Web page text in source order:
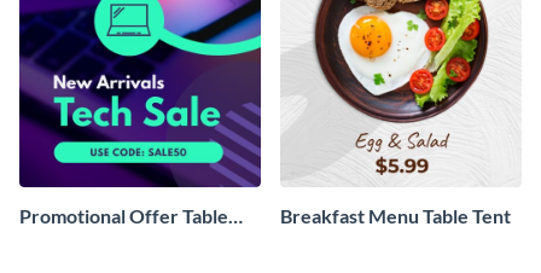
Promotional Offer Table
Breakfast Menu Table Tent